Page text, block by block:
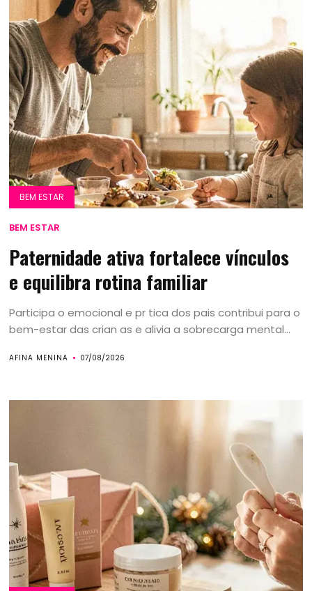
BEM ESTAR
BEM ESTAR
Paternidade ativa fortalece vínculos
e equilibra rotina familiar
Participa o emocional e pr tica dos pais contribui para o
bem-estar das crian as e alivia a sobrecarga mental...
AFINA MENINA 07/08/2026